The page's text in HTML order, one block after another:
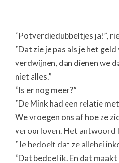
“Potverdiedubbeltjes ja!”,
“Dat zie je pas als je het
verdwijnen, dan dienen we
niet alles.”
“Is er nog meer?”
“De Mink had een relatie
We vroegen ons af hoe ze
veroorloven. Het antwoord
“Je bedoelt dat ze allebei
“Dat bedoel ik. En dat